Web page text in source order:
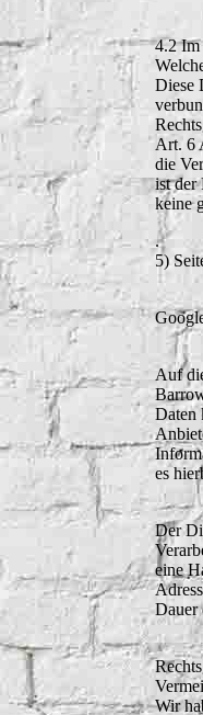
4.2 Im
Diese
Art. 6
die
ist der
keine
.
5)
Auf
Daten
es
Der
eine
Dauer
Wir